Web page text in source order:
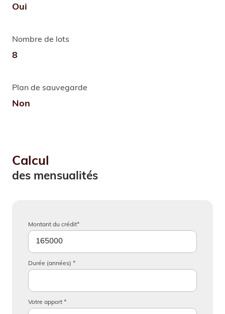
Oui
Nombre de lots
8
Plan de sauvegarde
Non
Calcul
des mensualités
Montant du crédit*
Durée (années) *
Votre apport *